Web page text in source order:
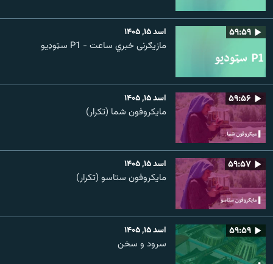
۵۹:۵۹ اسد ۱۵, ۱۴۰۵
مازیګرنی خبري ساعت - P1 سټوډیو
۵۹:۵۶ اسد ۱۵, ۱۴۰۵
مایکروفون شما (تکرار)
۵۹:۵۷ اسد ۱۵, ۱۴۰۵
مایکروفون ستاسو (تکرار)
۵۹:۵۹ اسد ۱۵, ۱۴۰۵
سرود و سخن